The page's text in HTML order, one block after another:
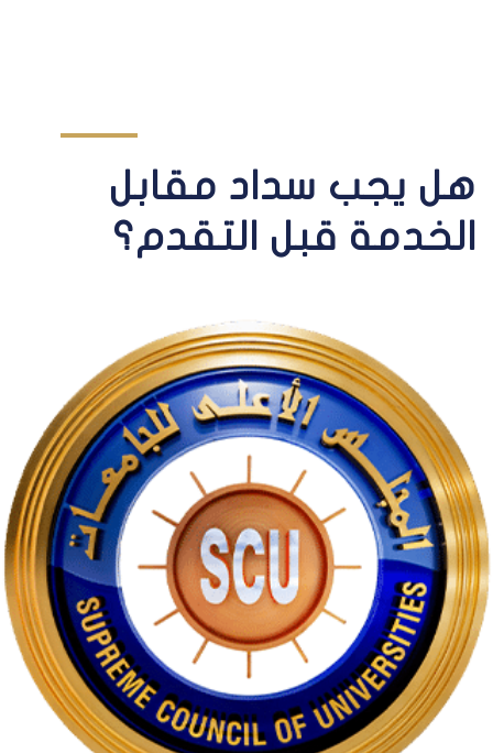
هل يجب سداد مقابل
الخدمة قبل التقدم؟